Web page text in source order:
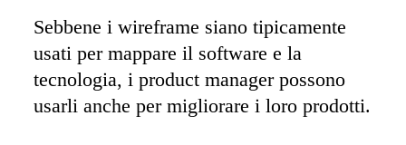
Sebbene i wireframe siano tipicamente
usati per mappare il software e la
tecnologia, i product manager possono
usarli anche per migliorare i loro prodotti.